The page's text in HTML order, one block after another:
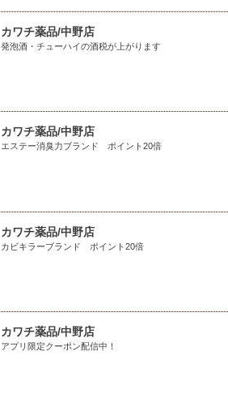
カワチ薬品/中野店
発泡酒・チューハイの酒税が上がります
カワチ薬品/中野店
エステー消臭力ブランド ポイント20倍
カワチ薬品/中野店
カビキラーブランド ポイント20倍
カワチ薬品/中野店
アプリ限定クーポン配信中！